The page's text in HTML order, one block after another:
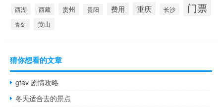
西湖 西藏 贵州 贵阳 费用 重庆 长沙 门票
青岛 黄山
猜你想看的文章
gtav 剧情攻略
冬天适合去的景点